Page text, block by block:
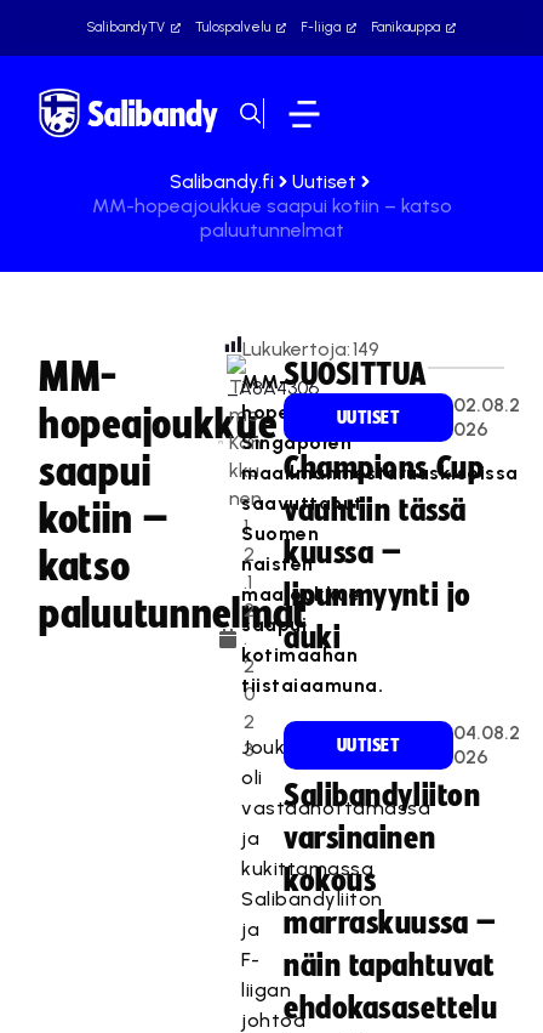
SalibandyTV Tulospalvelu F-liiga Fanikauppa
Salibandy.fi
Uutiset
MM-hopeajoukkue saapui kotiin – katso
paluutunnelmat
MM-
hopeajoukkue
saapui
kotiin –
katso
paluutunnelmat
Ti
mo
Kan
kku
nen
1
2
.1
2
.
2
0
2
3
Lukukertoja:149
MM-
hopeaa
Singaporen
maailmanmestaruuskisoissa
saavuttanut
Suomen
naisten
maajoukkue
saapui
kotimaahan
tiistaiaamuna.
Joukkuetta
oli
vastaanottamassa
ja
kukittamassa
Salibandyliiton
ja
F-
liigan
johtoa
SUOSITTUA
UUTISET
02.08.2
026
Champions Cup
vauhtiin tässä
kuussa –
lipunmyynti jo
auki
UUTISET
04.08.2
026
Salibandyliiton
varsinainen
kokous
marraskuussa –
näin tapahtuvat
ehdokasasettelu